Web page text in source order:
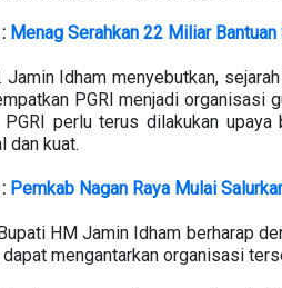
Menag Serahkan 22 Miliar
Jamin Idham menyebutkan,
PGRI menjadi organisasi
PGRI perlu terus dilakukan
dan kuat.
Pemkab Nagan Raya Mulai
HM Jamin Idham berharap
dapat mengantarkan organisasi